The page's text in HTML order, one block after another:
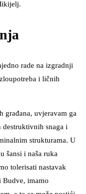
rade na izgradnji
i ličnih
građana, uvjeravam ga
destruktivnih snaga i
strukturama. U
šansi i naša ruka
tolerisati nastavak
Budve, imamo